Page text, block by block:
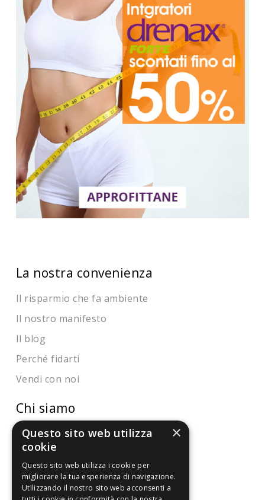
La nostra convenienza
Il risparmio che fa ambiente
Il nostro manifesto
Il blog
Perché fidarti
Vendi con noi
Chi siamo
Chi Siamo
Sostegno e riconoscimenti
Servizio clienti
×
Questo sito web utilizza
cookie
Questo sito web utilizza i cookie per
migliorare la tua esperienza di navigazione.
Utilizzando il nostro sito web acconsenti a